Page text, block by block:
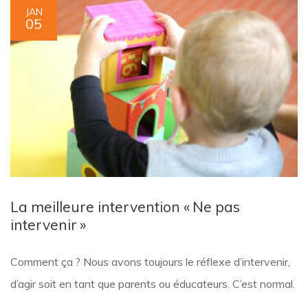
JAN
05
La meilleure intervention « Ne pas
intervenir »
Comment ça ? Nous avons toujours le réflexe d’intervenir,
d’agir soit en tant que parents ou éducateurs. C’est normal.